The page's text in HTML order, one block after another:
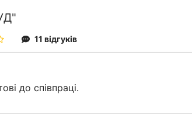
11 відгуків
до співпраці.